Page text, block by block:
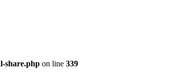
share.php on line 339